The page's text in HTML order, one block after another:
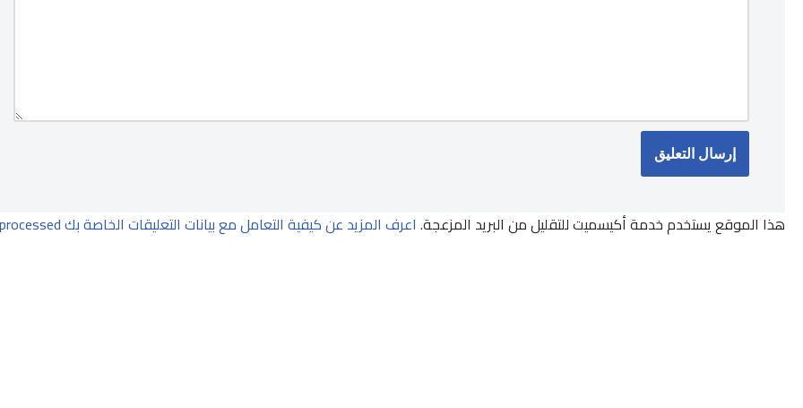
هذا الموقع يستخدم خدمة أكيسميت للتقليل من البريد المزعجة. اعرف المزيد عن كيفية التعامل مع بيانات التعليقات الخاصة بك processed